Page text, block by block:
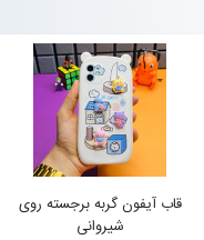
قاب آیفون گربه برجسته روی
شیروانی